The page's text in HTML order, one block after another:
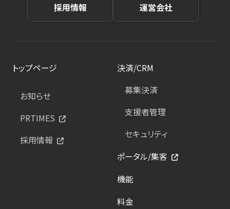
採用情報 運営会社
トップページ
お知らせ
PRTIMES
採用情報
決済/CRM
募集決済
支援者管理
セキュリティ
ポータル/集客
機能
料金